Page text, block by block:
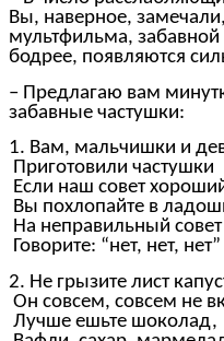
Вы, наверное,
мультфильма, забавной
бодрее, появляются
– Предлагаю вам
забавные частушки:
1. Вам, мальчишки и
Приготовили частушки
Если наш совет
Вы похлопайте в
На неправильный совет
Говорите: “нет, нет, нет”
2. Не грызите лист
Он совсем, совсем не
Лучше ешьте шоколад,